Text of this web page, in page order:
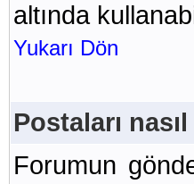
altında
Yukarı Dön
Postaları
Forumun